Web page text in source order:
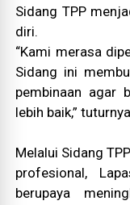
Sidang TPP
diri.
“Kami merasa
Sidang ini
pembinaan agar
lebih baik,”
Melalui Sidang
profesional,
berupaya